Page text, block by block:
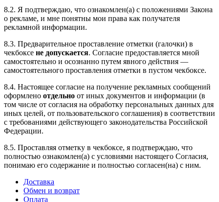
8.2. Я подтверждаю, что ознакомлен(а) с положениями Закона
о рекламе, и мне понятны мои права как получателя
рекламной информации.
8.3. Предварительное проставление отметки (галочки) в
чекбоксе не допускается. Согласие предоставляется мной
самостоятельно и осознанно путем явного действия —
самостоятельного проставления отметки в пустом чекбоксе.
8.4. Настоящее согласие на получение рекламных сообщений
оформлено отдельно от иных документов и информации (в
том числе от согласия на обработку персональных данных для
иных целей, от пользовательского соглашения) в соответствии
с требованиями действующего законодательства Российской
Федерации.
8.5. Проставляя отметку в чекбоксе, я подтверждаю, что
полностью ознакомлен(а) с условиями настоящего Согласия,
понимаю его содержание и полностью согласен(на) с ним.
Доставка
Обмен и возврат
Оплата